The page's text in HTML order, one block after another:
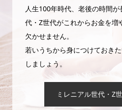
人生100年時代、老後の時間
代・Z世代がこれからお金を増
欠かせません。
若いうちから身につけておき
しましょう。
ミレニアル世代・Z